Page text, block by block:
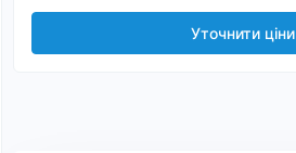
Уточнити ціни